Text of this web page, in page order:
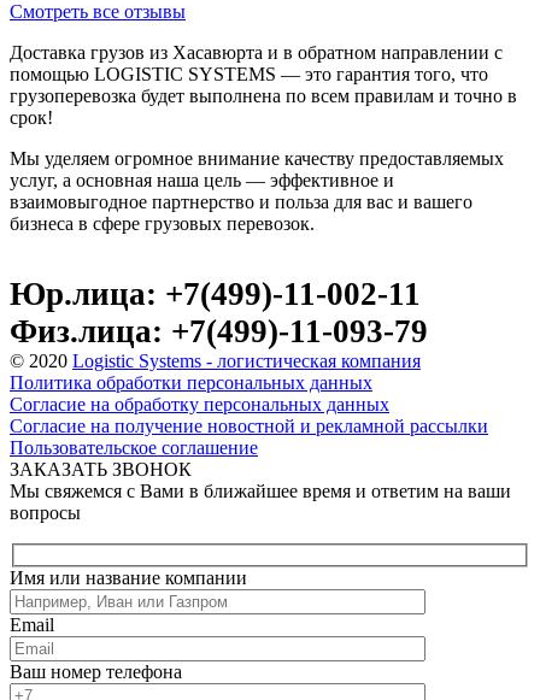
Смотреть все отзывы
Доставка грузов из Хасавюрта и в обратном направлении с
помощью LOGISTIC SYSTEMS — это гарантия того, что
грузоперевозка будет выполнена по всем правилам и точно в
срок!
Мы уделяем огромное внимание качеству предоставляемых
услуг, а основная наша цель — эффективное и
взаимовыгодное партнерство и польза для вас и вашего
бизнеса в сфере грузовых перевозок.
Юр.лица: +7(499)-11-002-11
Физ.лица: +7(499)-11-093-79
© 2020 Logistic Systems - логистическая компания
Политика обработки персональных данных
Согласие на обработку персональных данных
Согласие на получение новостной и рекламной рассылки
Пользовательское соглашение
ЗАКАЗАТЬ ЗВОНОК
Мы свяжемся с Вами в ближайшее время и ответим на ваши
вопросы
Имя или название компании
Email
Ваш номер телефона